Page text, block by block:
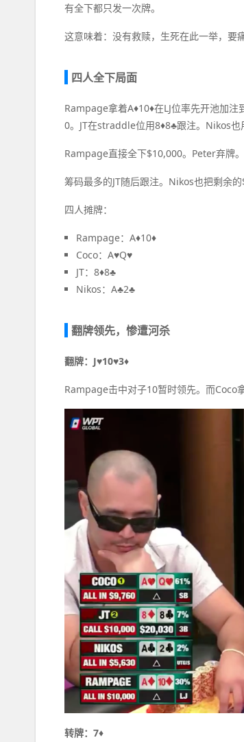
有全下都只发一次牌。
这意味着：没有救赎，生死在此一举，要
四人全下局面
Rampage拿着A♦10♦在LJ位率先开池加
0。JT在straddle位用8♦8♣跟注。Nikos也
Rampage直接全下$10,000。Peter弃牌。
筹码最多的JT随后跟注。Nikos也把剩余的
四人摊牌：
Rampage：A♦10♦
Coco：A♥Q♥
JT：8♦8♣
Nikos：A♣2♣
翻牌领先，惨遭河杀
翻牌：J♥10♥3♦
Rampage击中对子10暂时领先。而Coco
转牌：7♦